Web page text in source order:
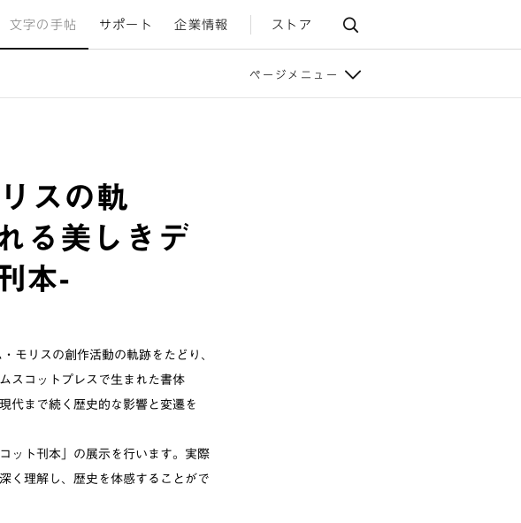
文字の手帖 サポート 企業情報 ストア
ページメニュー
スの軌
る美しきデ
本-
モリスの創作活動の軌跡をたどり、
スコットプレスで生まれた書体
代まで続く歴史的な影響と変遷を
ット刊本」の展示を行います。実際
く理解し、歴史を体感することがで